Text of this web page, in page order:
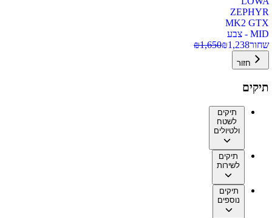
ZEPHYR
MK2 GTX
MID - צבע
שחור
₪1,238
₪1,650
חזור
תיקים
תיקים
לשטח
ולטיולים
תיקים
לשירות
תיקים
נוספים